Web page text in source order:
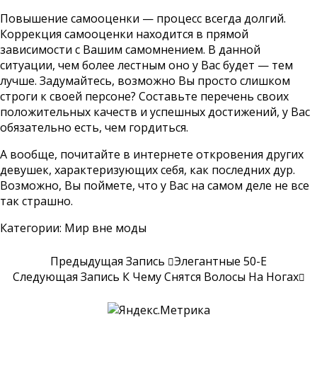
Повышение самооценки — процесс всегда долгий.
Коррекция самооценки находится в прямой
зависимости с Вашим самомнением. В данной
ситуации, чем более лестным оно у Вас будет — тем
лучше. Задумайтесь, возможно Вы просто слишком
строги к своей персоне? Составьте перечень своих
положительных качеств и успешных достижений, у Вас
обязательно есть, чем гордиться.
А вообще, почитайте в интернете откровения других
девушек, характеризующих себя, как последних дур.
Возможно, Вы поймете, что у Вас на самом деле не все
так страшно.
Категории: Мир вне моды
Предыдущая Запись
Элегантные 50-Е
Следующая Запись К Чему Снятся Волосы На Ногах